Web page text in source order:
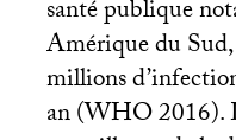
santé publique
Amérique du Sud,
millions
an (WHO2016).